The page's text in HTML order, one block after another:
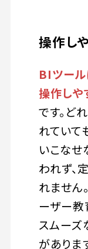
操作し
BIツール
操作しや
です。ど
れていて
いこなせ
われず、
れません
ーザー教
スムーズ
がありま